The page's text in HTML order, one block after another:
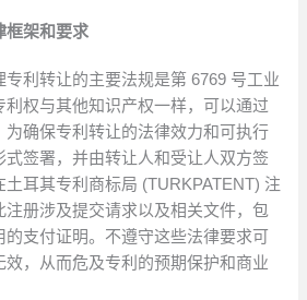
框架和要求
利转让的主要法规是第 6769 号工业
利权与其他知识产权一样，可以通过
确保专利转让的法律效力和可执行
签署，并由转让人和受让人双方签
耳其专利商标局 (TURKPATENT) 注
册涉及提交请求以及相关文件，包
支付证明。不遵守这些法律要求可
效，从而危及专利的预期保护和商业